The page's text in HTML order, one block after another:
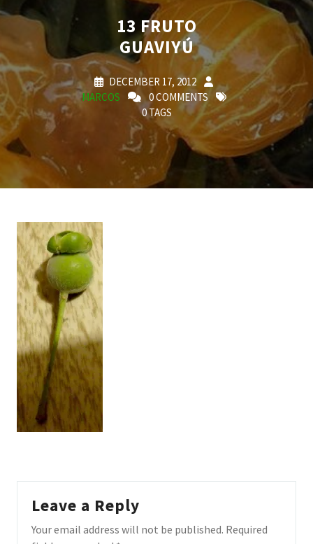
13 FRUTO
GUAVIYÚ
DECEMBER 17, 2012
MARCOS
0 COMMENTS
0 TAGS
Leave a Reply
Your email address will not be published. Required